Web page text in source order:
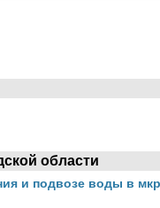
области
и подвозе воды в